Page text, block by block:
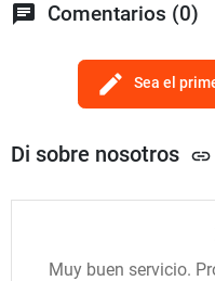
chat Comentarios (0)
edit Sea el
Di sobre nosotros link
Muy buen servicio.